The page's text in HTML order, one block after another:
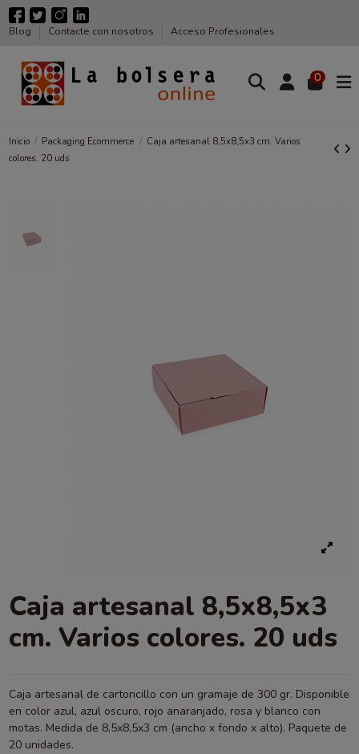
Blog Contacte con nosotros Acceso Profesionales
0
Inicio Packaging Ecommerce
Caja artesanal 8,5x8,5x3 cm. Varios
colores. 20 uds
Caja artesanal 8,5x8,5x3
cm. Varios colores. 20 uds
Caja artesanal de cartoncillo con un gramaje de 300 gr. Disponible
en color azul, azul oscuro, rojo anaranjado, rosa y blanco con
motas. Medida de 8,5x8,5x3 cm (ancho x fondo x alto). Paquete de
20 unidades.